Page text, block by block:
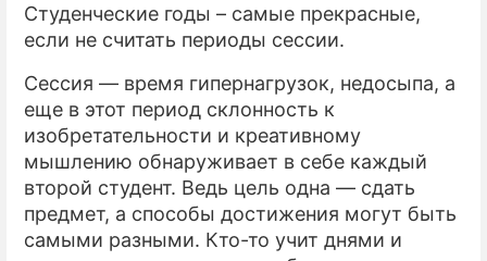
ПРЕСС-РЕЛИЗЫ
Студенческие годы – самые прекрасные,
если не считать периоды сессии.
Сессия — время гипернагрузок, недосыпа, а
еще в этот период склонность к
изобретательности и креативному
мышлению обнаруживает в себе каждый
второй студент. Ведь цель одна — сдать
предмет, а способы достижения могут быть
самыми разными. Кто-то учит днями и